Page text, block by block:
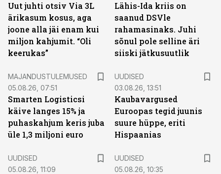
Uut juhti otsiv Via 3L
ärikasum kosus, aga
joone alla jäi enam kui
miljon kahjumit. “Oli
keerukas”
Lähis-Ida kriis on
saanud DSVle
rahamasinaks. Juhi
sõnul pole selline äri
siiski jätkusuutlik
MAJANDUSTULEMUSED
05.08.26, 07:51
Smarten Logisticsi
käive langes 15% ja
puhaskahjum keris juba
üle 1,3 miljoni euro
UUDISED
03.08.26, 13:51
Kaubavargused
Euroopas tegid juunis
suure hüppe, eriti
Hispaanias
UUDISED
05.08.26, 11:09
UUDISED
05.08.26, 10:35